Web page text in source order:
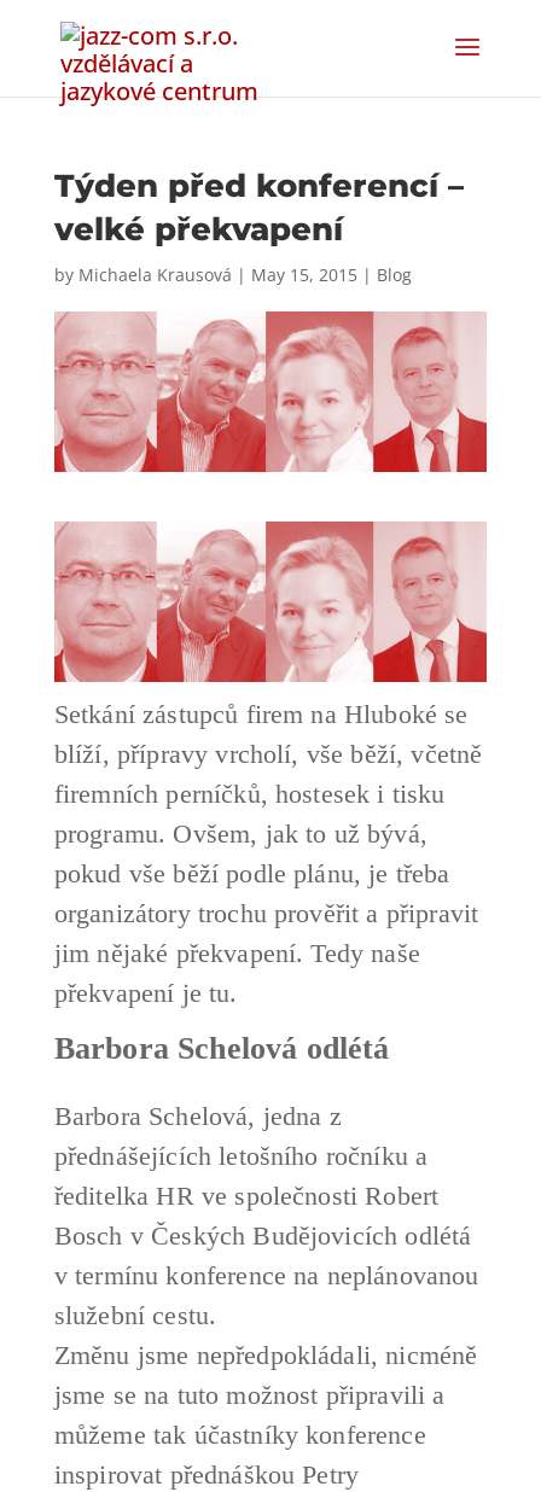
Týden před konferencí –
velké překvapení
by Michaela Krausová | May 15, 2015| Blog
Setkání zástupců firem na Hluboké se
blíží, přípravy vrcholí, vše běží, včetně
firemních perníčků, hostesek i tisku
programu. Ovšem, jak to už bývá,
pokud vše běží podle plánu, je třeba
organizátory trochu prověřit a připravit
jim nějaké překvapení. Tedy naše
překvapení je tu.
Barbora Schelová odlétá
Barbora Schelová, jedna z
přednášejících letošního ročníku a
ředitelka HR ve společnosti Robert
Bosch v Českých Budějovicích odlétá
v termínu konference na neplánovanou
služební cestu.
Změnu jsme nepředpokládali, nicméně
jsme se na tuto možnost připravili a
můžeme tak účastníky konference
inspirovat přednáškou Petry